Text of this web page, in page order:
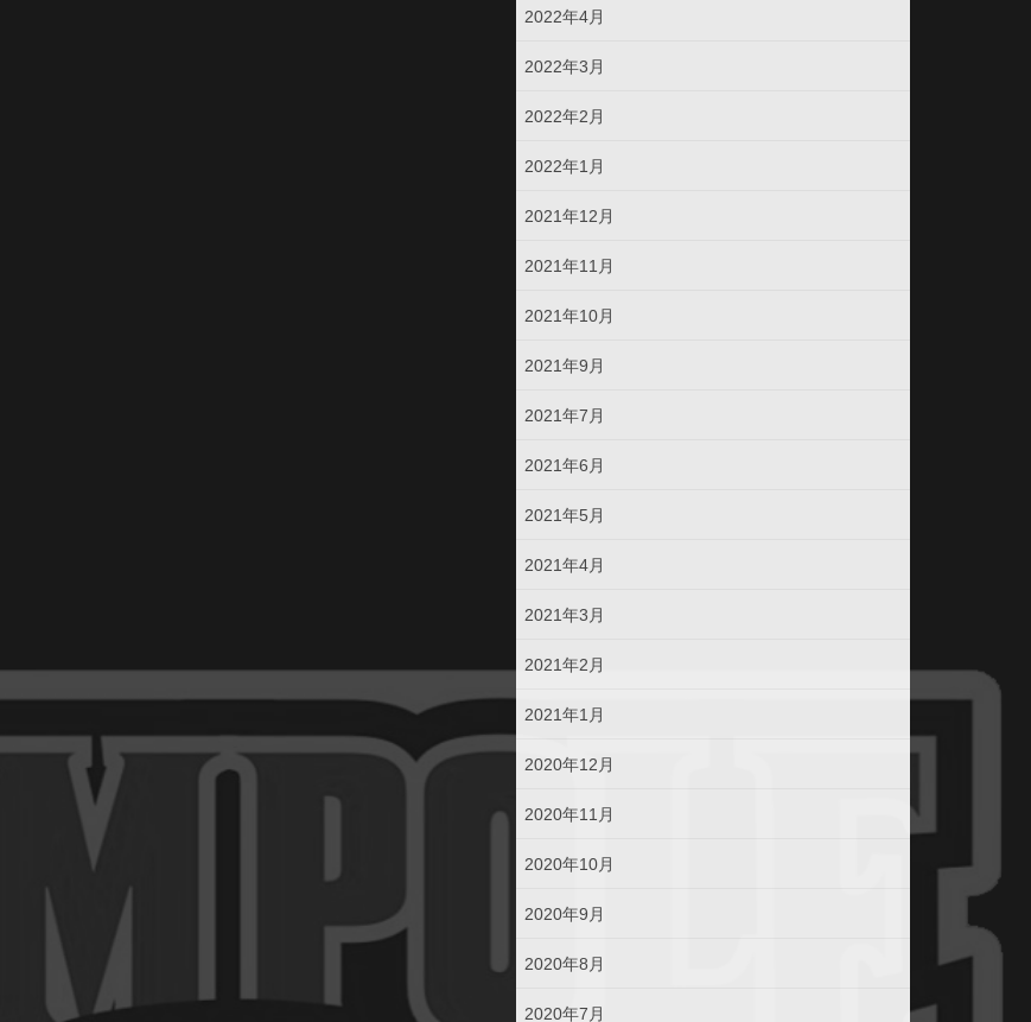
2022年4月
2022年3月
2022年2月
2022年1月
2021年12月
2021年11月
2021年10月
2021年9月
2021年7月
2021年6月
2021年5月
2021年4月
2021年3月
2021年2月
2021年1月
2020年12月
2020年11月
2020年10月
2020年9月
2020年8月
2020年7月